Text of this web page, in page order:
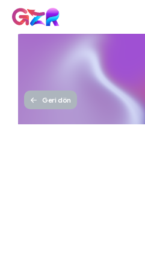
Geri dön